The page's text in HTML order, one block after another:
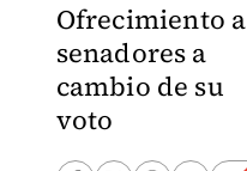
Ofrecimiento a
senadores a
cambio de su
voto